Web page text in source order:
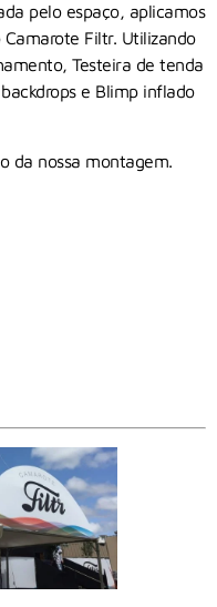
pelo espaço, aplicamos
Filtr. Utilizando
Testeira de tenda
e Blimp inflado
da nossa montagem.